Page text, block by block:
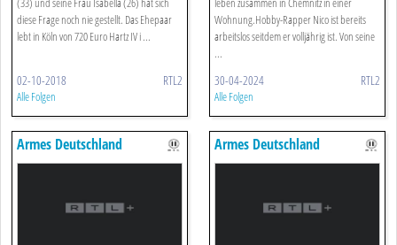
diese Frage noch nie gestellt. Das Ehepaar
lebt in Köln von 720 Euro Hartz IV i ...
02-10-2018 RTL2
Alle Folgen
Wohnung.Hobby-Rapper Nico ist bereits
arbeitslos seitdem er volljährig ist. Von seine
...
30-04-2024 RTL2
Alle Folgen
Armes Deutschland Armes Deutschland